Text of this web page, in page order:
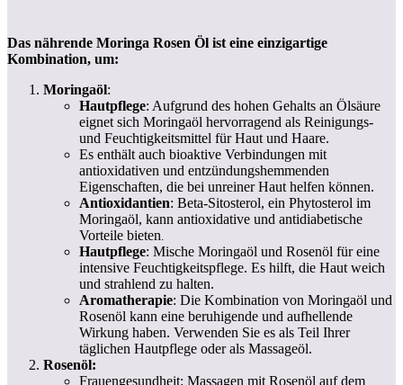
Das nährende Moringa Rosen Öl ist eine einzigartige
Kombination, um:
Moringaöl:
Hautpflege: Aufgrund des hohen Gehalts an Ölsäure
eignet sich Moringaöl hervorragend als Reinigungs-
und Feuchtigkeitsmittel für Haut und Haare.
Es enthält auch bioaktive Verbindungen mit
antioxidativen und entzündungshemmenden
Eigenschaften, die bei unreiner Haut helfen können.
Antioxidantien: Beta-Sitosterol, ein Phytosterol im
Moringaöl, kann antioxidative und antidiabetische
Vorteile bieten.
Hautpflege: Mische Moringaöl und Rosenöl für eine
intensive Feuchtigkeitspflege. Es hilft, die Haut weich
und strahlend zu halten.
Aromatherapie: Die Kombination von Moringaöl und
Rosenöl kann eine beruhigende und aufhellende
Wirkung haben. Verwenden Sie es als Teil Ihrer
täglichen Hautpflege oder als Massageöl.
Rosenöl:
Frauengesundheit: Massagen mit Rosenöl auf dem